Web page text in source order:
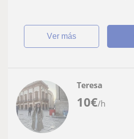
ver más
10€/h
Teresa